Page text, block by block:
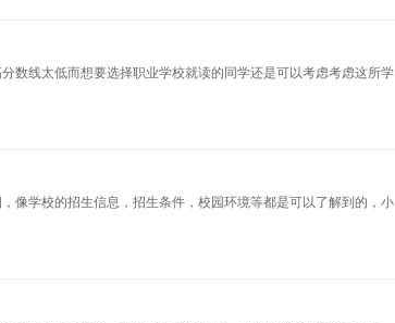
数线太低而想要选择职业学校就读的同学还是可以考虑考虑这所学
像学校的招生信息，招生条件，校园环境等都是可以了解到的，小